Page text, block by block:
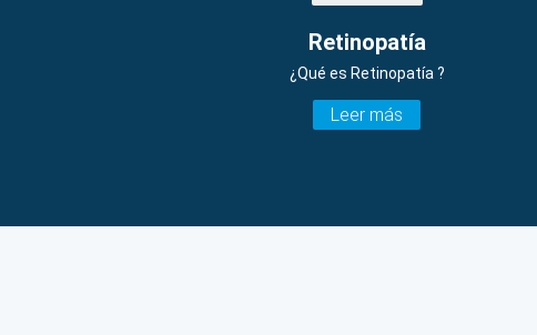
Retinopatía
¿Qué es Retinopatía ?
Leer más